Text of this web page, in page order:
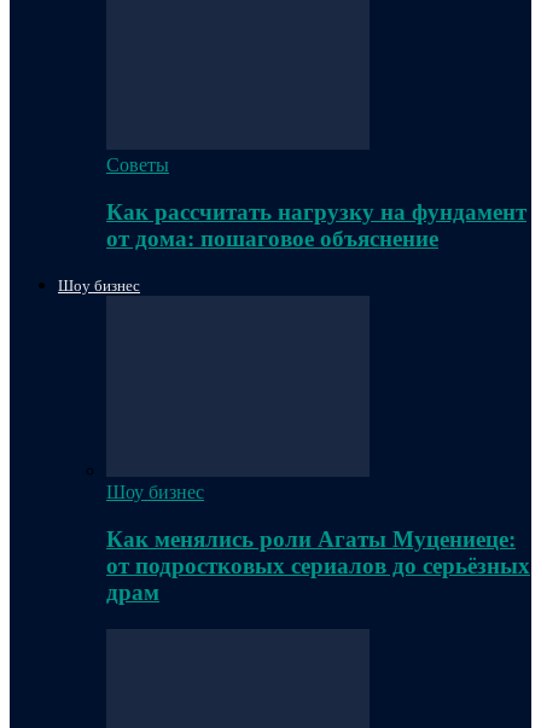
Советы
Как рассчитать нагрузку на фундамент
от дома: пошаговое объяснение
Шоу бизнес
Шоу бизнес
Как менялись роли Агаты Муцениеце:
от подростковых сериалов до серьёзных
драм